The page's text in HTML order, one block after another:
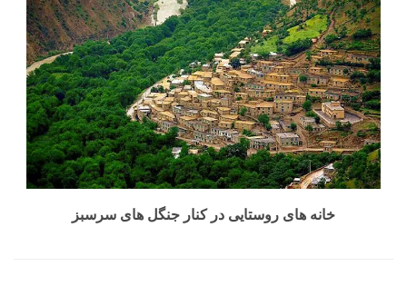
خانه های روستایی در کنار جنگل های سرسبز